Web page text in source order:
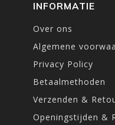
INFORMATIE
Over ons
Algemene
Privacy Policy
Betaalmethoden
Verzenden &
Openingstijden &